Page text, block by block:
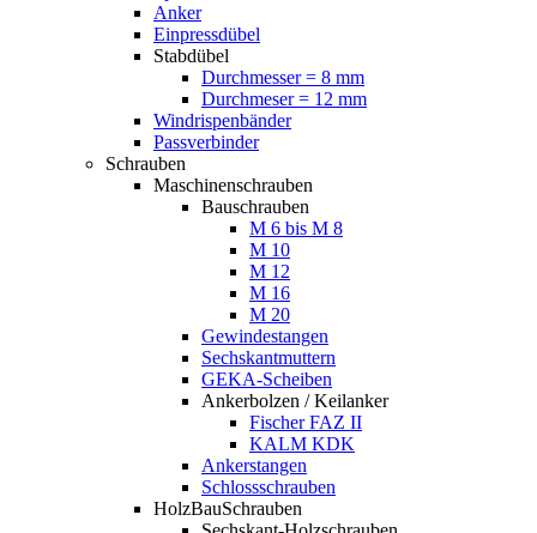
Anker
Einpressdübel
Stabdübel
Durchmesser = 8 mm
Durchmeser = 12 mm
Windrispenbänder
Passverbinder
Schrauben
Maschinenschrauben
Bauschrauben
M 6 bis M 8
M 10
M 12
M 16
M 20
Gewindestangen
Sechskantmuttern
GEKA-Scheiben
Ankerbolzen / Keilanker
Fischer FAZ II
KALM KDK
Ankerstangen
Schlossschrauben
HolzBauSchrauben